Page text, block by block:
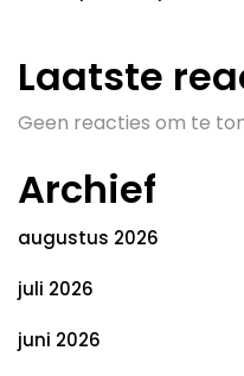
Laatste
Geen reacties om te
Archief
augustus 2026
juli 2026
juni 2026